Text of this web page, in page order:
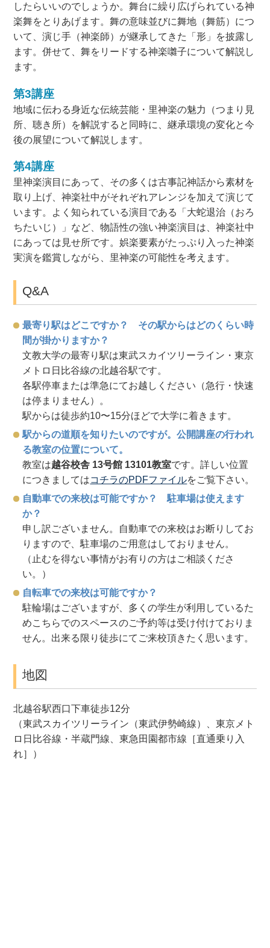
したらいいのでしょうか。舞台に繰り広げられている神
楽舞をとりあげます。舞の意味並びに舞地（舞筋）につ
いて、演じ手（神楽師）が継承してきた「形」を披露し
ます。併せて、舞をリードする神楽囃子について解説し
ます。
第3講座
地域に伝わる身近な伝統芸能・里神楽の魅力（つまり見
所、聴き所）を解説すると同時に、継承環境の変化と今
後の展望について解説します。
第4講座
里神楽演目にあって、その多くは古事記神話から素材を
取り上げ、神楽社中がそれぞれアレンジを加えて演じて
います。よく知られている演目である「大蛇退治（おろ
ちたいじ）」など、物語性の強い神楽演目は、神楽社中
にあっては見せ所です。娯楽要素がたっぷり入った神楽
実演を鑑賞しながら、里神楽の可能性を考えます。
Q&A
最寄り駅はどこですか？ その駅からはどのくらい時
間が掛かりますか？
文教大学の最寄り駅は東武スカイツリーライン・東京
メトロ日比谷線の北越谷駅です。
各駅停車または準急にてお越しください（急行・快速
は停まりません）。
駅からは徒歩約10〜15分ほどで大学に着きます。
駅からの道順を知りたいのですが。公開講座の行われ
る教室の位置について。
教室は越谷校舎 13号館 13101教室です。詳しい位置
につきましてはコチラのPDFファイルをご覧下さい。
自動車での来校は可能ですか？ 駐車場は使えます
か？
申し訳ございません。自動車での来校はお断りしてお
りますので、駐車場のご用意はしておりません。
（止むを得ない事情がお有りの方はご相談くださ
い。）
自転車での来校は可能ですか？
駐輪場はございますが、多くの学生が利用しているた
めこちらでのスペースのご予約等は受け付けておりま
せん。出来る限り徒歩にてご来校頂きたく思います。
地図
北越谷駅西口下車徒歩12分
（東武スカイツリーライン（東武伊勢崎線）、東京メト
ロ日比谷線・半蔵門線、東急田園都市線［直通乗り入
れ］）